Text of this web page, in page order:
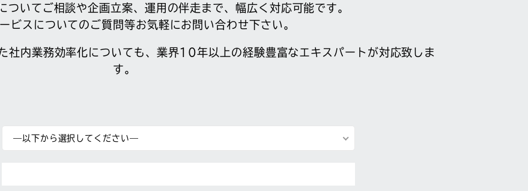
ついてご相談や企画立案、運用の伴走まで、幅広く対応可能です。
ビスについてのご質問等お気軽にお問い合わせ下さい。
社内業務効率化についても、業界10年以上の経験豊富なエキスパートが対応致しま
す。
—以下から選択してください—